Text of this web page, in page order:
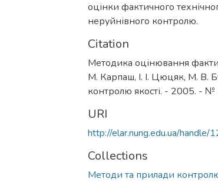
оцінки фактичного
неруйнівного контролю.
Citation
Методика оцінювання
М. Карпаш, І. І. Цюцяк, М. В.
контролю якості. - 2005. -
URI
http://elar.nung.edu.ua/
Collections
Методи та прилади